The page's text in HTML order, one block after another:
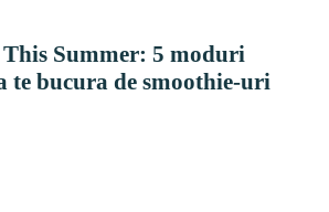
Summer: 5 moduri
te bucura de smoothie-uri